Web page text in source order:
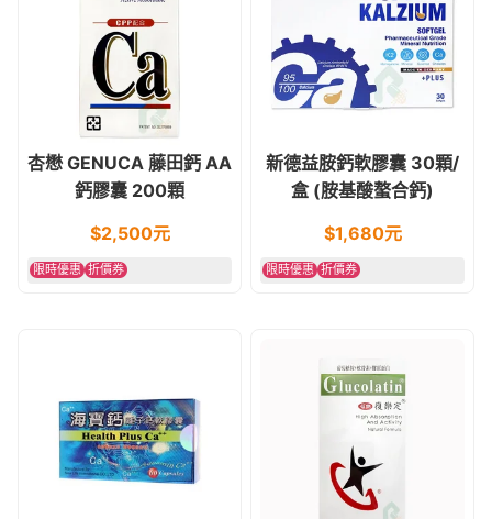
杏懋 GENUCA 藤田鈣 AA
鈣膠囊 200顆
$2,500元
限時優惠 折價券
新德益胺鈣軟膠囊 30顆/
盒 (胺基酸螯合鈣)
$1,680元
限時優惠 折價券